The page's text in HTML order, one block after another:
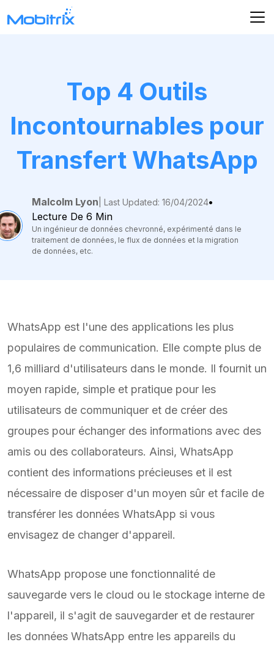
Top 4 Outils
Incontournables pour
Transfert WhatsApp
Malcolm Lyon | Last Updated: 16/04/2024•
Lecture De 6 Min
Un ingénieur de données chevronné, expérimenté dans le
traitement de données, le flux de données et la migration
de données, etc.
WhatsApp est l'une des applications les plus
populaires de communication. Elle compte plus de
1,6 milliard d'utilisateurs dans le monde. Il fournit un
moyen rapide, simple et pratique pour les
utilisateurs de communiquer et de créer des
groupes pour échanger des informations avec des
amis ou des collaborateurs. Ainsi, WhatsApp
contient des informations précieuses et il est
nécessaire de disposer d'un moyen sûr et facile de
transférer les données WhatsApp si vous
envisagez de changer d'appareil.
WhatsApp propose une fonctionnalité de
sauvegarde vers le cloud ou le stockage interne de
l'appareil, il s'agit de sauvegarder et de restaurer
les données WhatsApp entre les appareils du